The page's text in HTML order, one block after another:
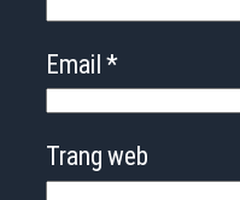
Email*
Trang web